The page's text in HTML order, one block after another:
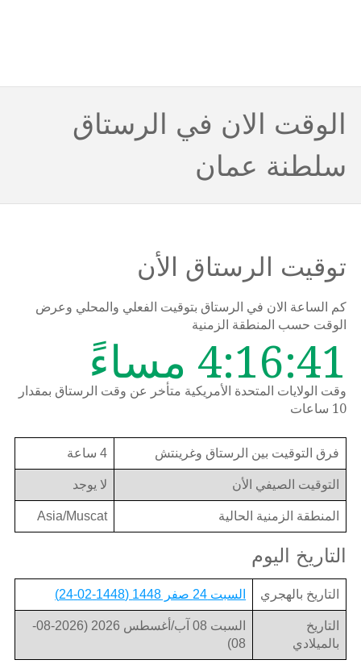
الوقت الان في الرستاق
سلطنة عمان
توقيت الرستاق الأن
كم الساعة الان في الرستاق بتوقيت الفعلي والمحلي وعرض
الوقت حسب المنطقة الزمنية
4:16:41 مساءً
وقت الولايات المتحدة الأمريكية متأخر عن وقت الرستاق بمقدار
10 ساعات
فرق التوقيت بين الرستاق وغرينتش 4 ساعة
التوقيت الصيفي الأن لا يوجد
المنطقة الزمنية الحالية Asia/Muscat
التاريخ اليوم
التاريخ بالهجري السبت 24 صفر 1448 (1448-02-24)
التاريخ
بالميلادي
السبت 08 آب/أغسطس 2026 (2026-08-
08)